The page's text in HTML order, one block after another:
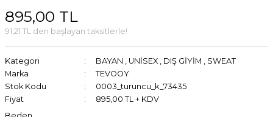
895,00 TL
91,21 TL den başlayan taksitlerle!
Kategori BAYAN , UNİSEX , DIŞ GİYİM , SWEAT
Marka
TEVOOY
Stok Kodu
0003_turuncu_k_73435
Fiyat
895,00 TL + KDV